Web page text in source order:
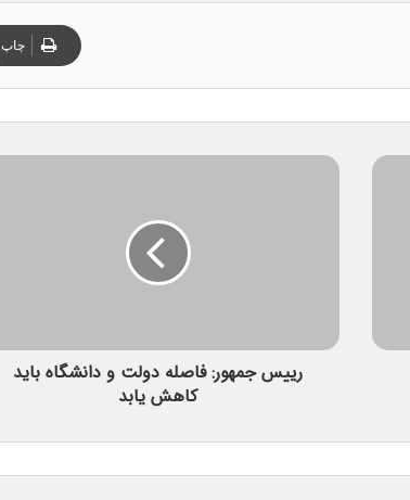
چاپ
رییس جمهور: فاصله دولت و دانشگاه باید
کاهش یابد